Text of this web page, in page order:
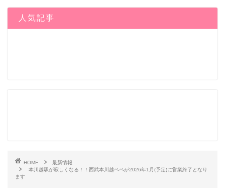
人気記事
HOME
最新情報
本川越駅が寂しくなる！！西武本川越ペペが2026年1月(予定)に営業終了となり
ます